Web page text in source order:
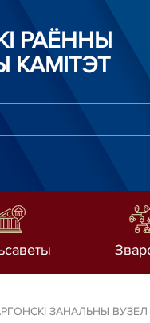
РАЁННЫ
КАМІТЭТ
ЗАНАЛЬНЫ ВУЗЕЛ